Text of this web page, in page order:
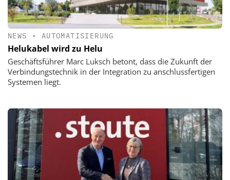
NEWS • AUTOMATISIERUNG
Helukabel wird zu Helu
Geschäftsführer Marc Luksch betont, dass die Zukunft der
Verbindungstechnik in der Integration zu anschlussfertigen
Systemen liegt.